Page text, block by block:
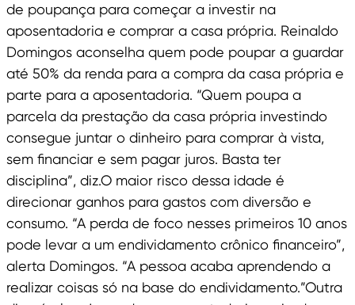
de poupança para começar a investir na
aposentadoria e comprar a casa própria. Reinaldo
Domingos aconselha quem pode poupar a guardar
até 50% da renda para a compra da casa própria e
parte para a aposentadoria. “Quem poupa a
parcela da prestação da casa própria investindo
consegue juntar o dinheiro para comprar à vista,
sem financiar e sem pagar juros. Basta ter
disciplina”, diz.O maior risco dessa idade é
direcionar ganhos para gastos com diversão e
consumo. “A perda de foco nesses primeiros 10 anos
pode levar a um endividamento crônico financeiro”,
alerta Domingos. “A pessoa acaba aprendendo a
realizar coisas só na base do endividamento.”Outra